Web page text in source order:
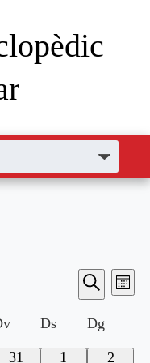
visual
i
Cerca de
Mes
Ds Dg
0
31
0
1
0
2